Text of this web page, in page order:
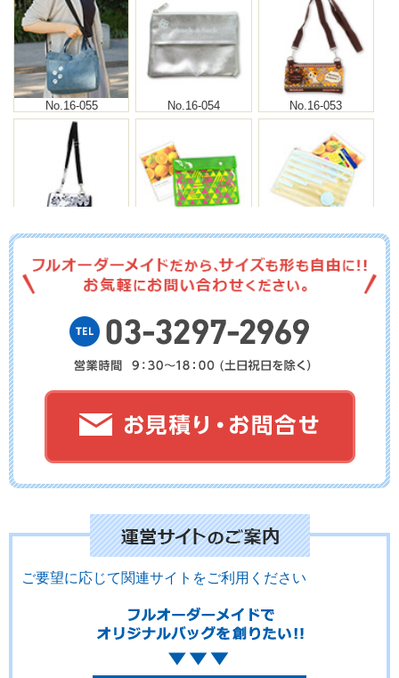
No.16-055 No.16-054 No.16-053
No.16-052 No.16-051 No.16-050
No.16-046 No.16-044 No.16-043
ご要望に応じて関連サイトをご利用ください